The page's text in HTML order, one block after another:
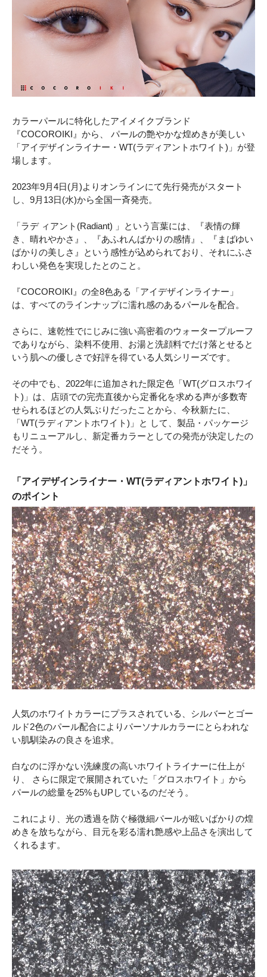
カラーパールに特化したアイメイクブランド
『COCOROIKI』から、 パールの艶やかな煌めきが美しい
「アイデザインライナー・WT(ラディアントホワイト)」が登
場します。
2023年9月4日(月)よりオンラインにて先行発売がスタート
し、9月13日(水)から全国一斉発売。
「ラデ ィアント(Radiant) 」という言葉には、『表情の輝
き、晴れやかさ』、『あふれんばかりの感情』、『まばゆい
ばかりの美しさ』という感性が込められており、それにふさ
わしい発色を実現したとのこと。
『COCOROIKI』の全8色ある「アイデザインライナー」
は、すべてのラインナップに濡れ感のあるパールを配合。
さらに、速乾性でにじみに強い高密着のウォータープルーフ
でありながら、染料不使用、お湯と洗顔料でだけ落とせると
いう肌への優しさで好評を得ている人気シリーズです。
その中でも、2022年に追加された限定色「WT(グロスホワイ
ト)」は、店頭での完売直後から定番化を求める声が多数寄
せられるほどの人気ぶりだったことから、今秋新たに、
「WT(ラディアントホワイト)」と して、製品・パッケージ
もリニューアルし、新定番カラーとしての発売が決定したの
だそう。
「アイデザインライナー・WT(ラディアントホワイト)」
のポイント
人気のホワイトカラーにプラスされている、シルバーとゴー
ルド2色のパール配合によりパーソナルカラーにとらわれな
い肌馴染みの良さを追求。
白なのに浮かない洗練度の高いホワイトライナーに仕上が
り、 さらに限定で展開されていた「グロスホワイト」から
パールの総量を25%もUPしているのだそう。
これにより、光の透過を防ぐ極微細パールが眩いばかりの煌
めきを放ちながら、目元を彩る濡れ艶感や上品さを演出して
くれるます。